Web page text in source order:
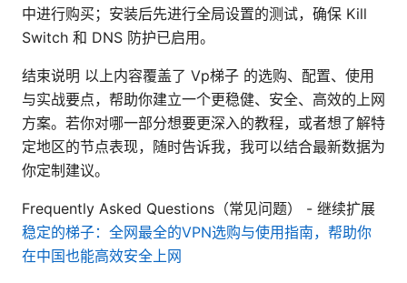
中进行购买；安装后先进行全局设置的测试，确保 Kill
Switch 和 DNS 防护已启用。
结束说明 以上内容覆盖了 Vp梯子 的选购、配置、使用
与实战要点，帮助你建立一个更稳健、安全、高效的上网
方案。若你对哪一部分想要更深入的教程，或者想了解特
定地区的节点表现，随时告诉我，我可以结合最新数据为
你定制建议。
Frequently Asked Questions（常见问题） - 继续扩展
稳定的梯子：全网最全的VPN选购与使用指南，帮助你
在中国也能高效安全上网